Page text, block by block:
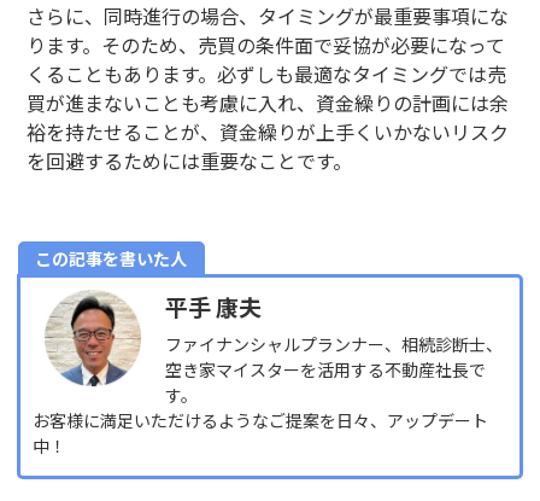
さらに、同時進行の場合、タイミングが最重要事項にな
ります。そのため、売買の条件面で妥協が必要になって
くることもあります。必ずしも最適なタイミングでは売
買が進まないことも考慮に入れ、資金繰りの計画には余
裕を持たせることが、資金繰りが上手くいかないリスク
を回避するためには重要なことです。
この記事を書いた人
平手 康夫
ファイナンシャルプランナー、相続診断士、
空き家マイスターを活用する不動産社長で
す。
お客様に満足いただけるようなご提案を日々、アップデート
中！